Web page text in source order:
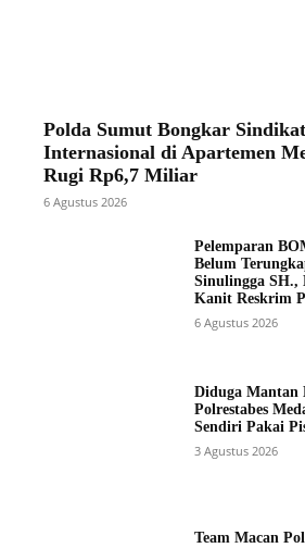
Polda Sumut Bongkar
Internasional di Apartemen
Rugi Rp6,7 Miliar
6 Agustus 2026
Pelemparan
Belum
Sinulingga
Kanit Reskrim
6 Agustus 2026
Diduga Mantan
Polrestabes
Sendiri Pakai
3 Agustus 2026
Team Macan